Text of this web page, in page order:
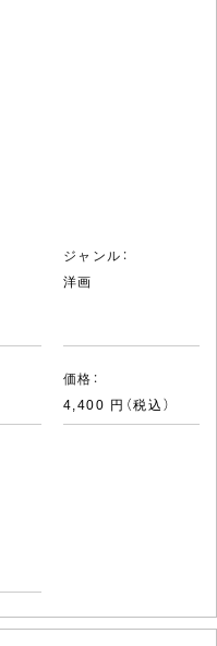
ジャンル：
洋画
価格：
4,400 円（税込）